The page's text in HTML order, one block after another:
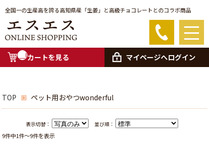
全国一の生産高を誇る高知県産「生姜」と高級チョコレートとのコラボ商品
カートを見る
__I
TM
マイページへログイン
TOP ペット用おやつwonderful
表示切替： 並び順：
9件中1件～9件を表示